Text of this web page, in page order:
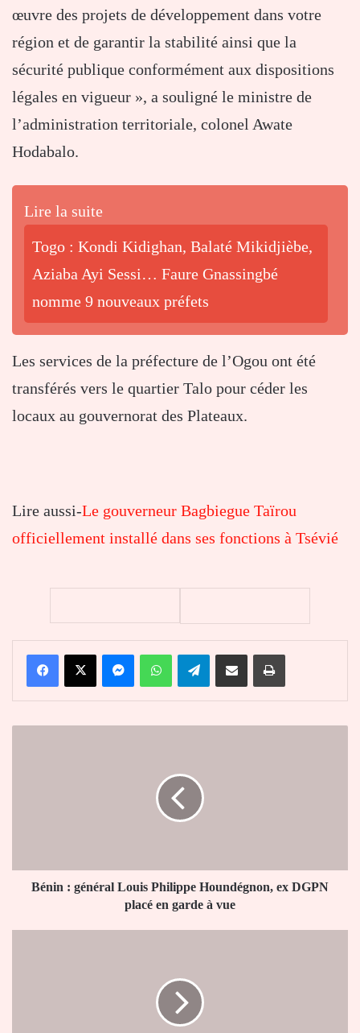
œuvre des projets de développement dans votre
région et de garantir la stabilité ainsi que la
sécurité publique conformément aux dispositions
légales en vigueur », a souligné le ministre de
l’administration territoriale, colonel Awate
Hodabalo.
Lire la suite
Togo : Kondi Kidighan, Balaté Mikidjièbe,
Aziaba Ayi Sessi… Faure Gnassingbé
nomme 9 nouveaux préfets
Les services de la préfecture de l’Ogou ont été
transférés vers le quartier Talo pour céder les
locaux au gouvernorat des Plateaux.
Lire aussi-Le gouverneur Bagbiegue Taïrou
officiellement installé dans ses fonctions à Tsévié
FacebookX MessengerWhatsAppTelegramPartager par email Imprimer
placé
Bénin : général Louis Philippe Houndégnon, ex DGPN
placé en garde à vue